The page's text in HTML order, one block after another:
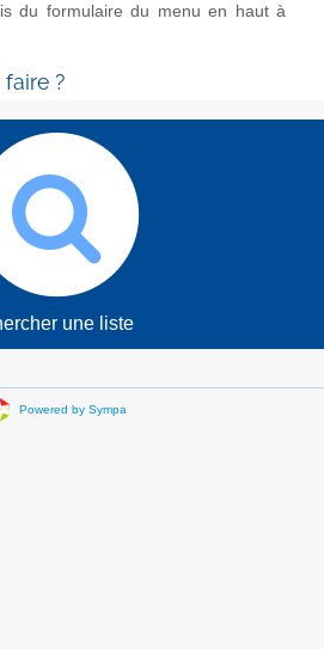
du formulaire du menu en haut à
?
une liste
Powered by Sympa